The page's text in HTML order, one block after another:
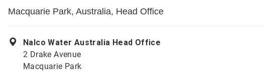
Macquarie Park, Australia, Head Office
Nalco Water Australia Head Office
2 Drake Avenue
Macquarie Park